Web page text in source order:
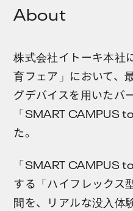
About
株式会社イトーキ本社
育フェア」において、
グデバイスを用いたバ
「SMART CAMPUS
た。
「SMART CAMPUS
する「ハイフレックス
間を、リアルな没入体